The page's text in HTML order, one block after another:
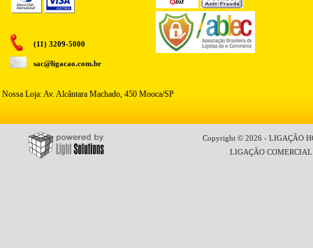
(11) 3209-5000
sac@ligacao.com.br
Nossa Loja: Av. Alcântara Machado, 450 Mooca/SP
Copyright © 2026 - LIGAÇÃO
LIGAÇÃO